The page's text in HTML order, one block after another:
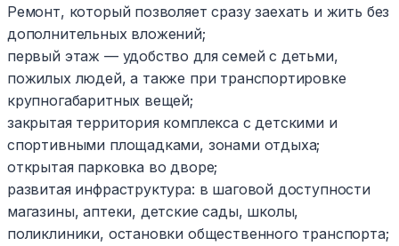
Ремонт, который позволяет сразу заехать и жить без
дополнительных вложений;
первый этаж — удобство для семей с детьми,
пожилых людей, а также при транспортировке
крупногабаритных вещей;
закрытая территория комплекса с детскими и
спортивными площадками, зонами отдыха;
открытая парковка во дворе;
развитая инфраструктура: в шаговой доступности
магазины, аптеки, детские сады, школы,
поликлиники, остановки общественного транспорта;